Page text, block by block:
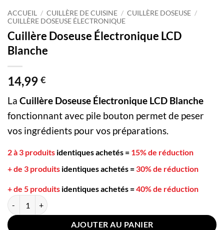
ACCUEIL / CUILLÈRE DE CUISINE / CUILLÈRE DOSEUSE /
CUILLÈRE DOSEUSE ÉLECTRONIQUE
Cuillère Doseuse Électronique LCD
Blanche
14,99 €
La Cuillère Doseuse Électronique LCD Blanche
fonctionnant avec pile bouton permet de peser
vos ingrédients pour vos préparations.
2 à 3 produits identiques achetés = 15% de réduction
+ de 3 produits identiques achetés = 30% de réduction
+ de 5 produits identiques achetés =40% de réduction
quantité de Cuillère Doseuse Électronique LCD Blanche
AJOUTER AU PANIER